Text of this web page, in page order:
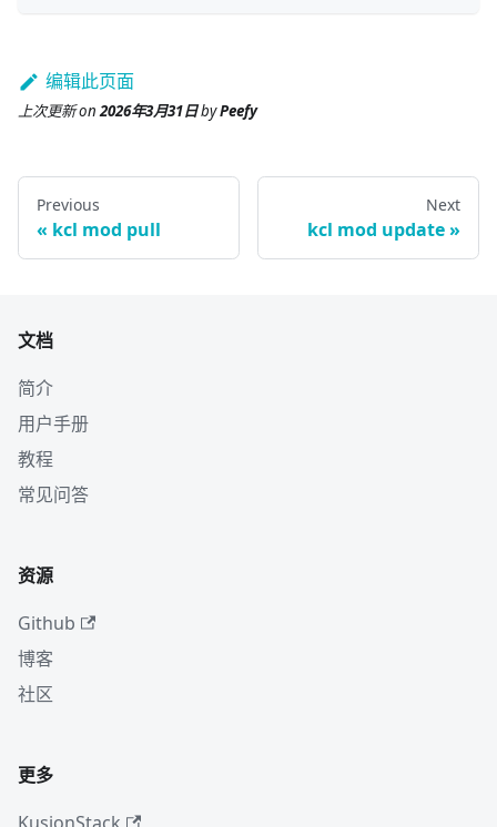
编辑此页面
上次更新on2026年3月31日byPeefy
Previous
kcl mod pull
Next
kcl mod update
文档
简介
用户手册
教程
常见问答
资源
Github
博客
社区
更多